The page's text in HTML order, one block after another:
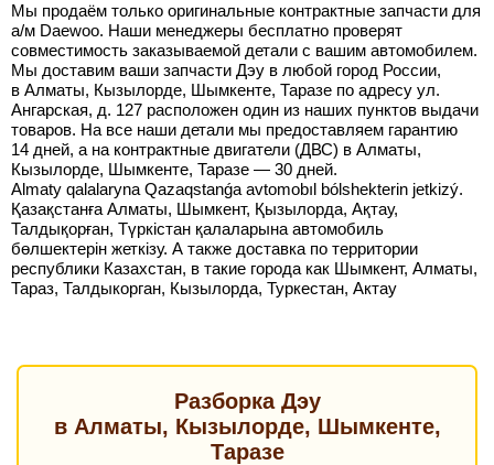
Мы продаём только оригинальные контрактные запчасти для
а/м Daewoo. Наши менеджеры бесплатно проверят
совместимость заказываемой детали с вашим автомобилем.
Мы доставим ваши запчасти Дэу в любой город России,
в Алматы, Кызылорде, Шымкенте, Таразе по адресу ул.
Ангарская, д. 127 расположен один из наших пунктов выдачи
товаров. На все наши детали мы предоставляем гарантию
14 дней, а на контрактные двигатели (ДВС) в Алматы,
Кызылорде, Шымкенте, Таразе — 30 дней.
Almaty qalalaryna Qazaqstanǵa avtomobıl bólshekterin jetkizý.
Қазақстанға Алматы, Шымкент, Қызылорда, Ақтау,
Талдықорған, Түркістан қалаларына автомобиль
бөлшектерін жеткізу. А также доставка по территории
республики Казахстан, в такие города как Шымкент, Алматы,
Тараз, Талдыкорган, Кызылорда, Туркестан, Актау
Разборка Дэу
в Алматы, Кызылорде, Шымкенте,
Таразе